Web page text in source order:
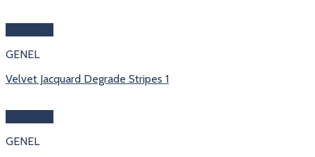
GENEL
Velvet Jacquard Degrade Stripes 1
GENEL